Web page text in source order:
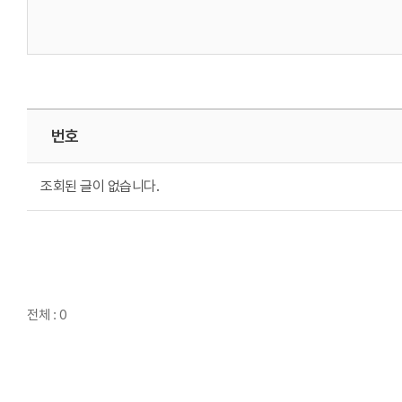
번호
조회된 글이 없습니다.
전체 : 0